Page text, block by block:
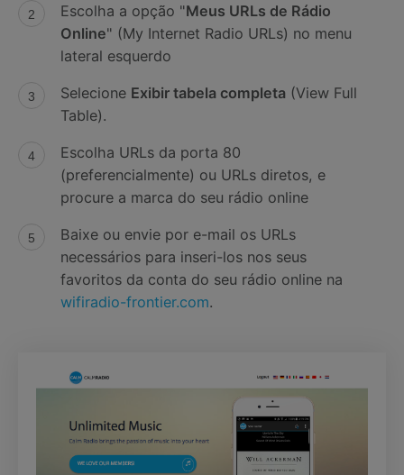
Escolha a opção "Meus URLs de Rádio
Online" (My Internet Radio URLs) no menu
lateral esquerdo
Selecione Exibir tabela completa (View Full
Table).
Escolha URLs da porta 80
(preferencialmente) ou URLs diretos, e
procure a marca do seu rádio online
Baixe ou envie por e-mail os URLs
necessários para inseri-los nos seus
favoritos da conta do seu rádio online na
wifiradio-frontier.com.